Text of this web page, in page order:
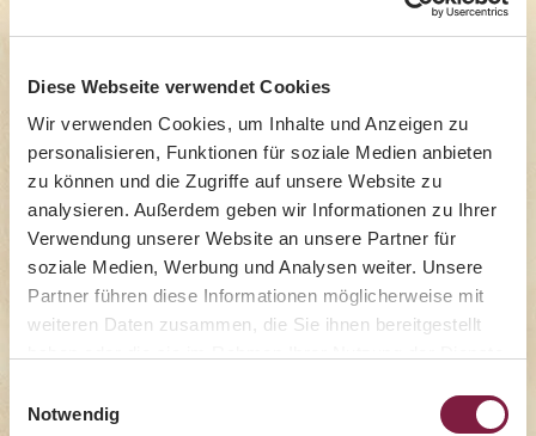
Diese Webseite verwendet Cookies
Wir verwenden Cookies, um Inhalte und Anzeigen zu
personalisieren, Funktionen für soziale Medien anbieten
zu können und die Zugriffe auf unsere Website zu
analysieren. Außerdem geben wir Informationen zu Ihrer
Verwendung unserer Website an unsere Partner für
soziale Medien, Werbung und Analysen weiter. Unsere
Partner führen diese Informationen möglicherweise mit
weiteren Daten zusammen, die Sie ihnen bereitgestellt
Notwendig
Trockenreis